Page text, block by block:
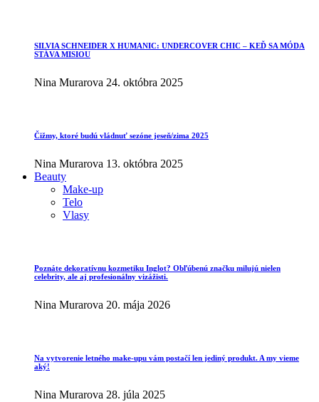
SILVIA SCHNEIDER X HUMANIC: UNDERCOVER CHIC – KEĎ SA MÓDA
STÁVA MISIOU
Nina Murarova 24. októbra 2025
Čižmy, ktoré budú vládnuť sezóne jeseň/zima 2025
Nina Murarova 13. októbra 2025
Beauty
Make-up
Telo
Vlasy
Poznáte dekoratívnu kozmetiku Inglot? Obľúbenú značku milujú nielen
celebrity, ale aj profesionálny vizážisti.
Nina Murarova 20. mája 2026
Na vytvorenie letného make-upu vám postačí len jediný produkt. A my vieme
aký!
Nina Murarova 28. júla 2025